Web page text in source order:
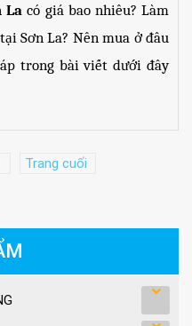
La có giá bao nhiêu? Làm
Sơn La? Nên mua ở đâu
trong bài viết dưới đây
Trang cuối